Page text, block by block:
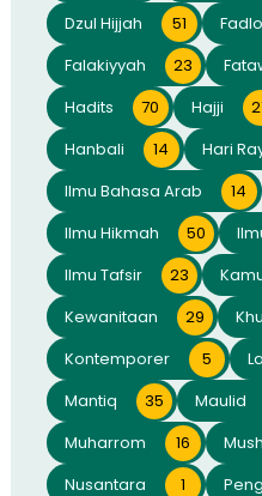
Dzul Hijjah
51
Falakiyyah
23
Hadits
70 Hajji
Hanbali
14 Hari
Ilmu Bahasa Arab
14
Ilmu Hikmah
50
Ilmu Tafsir
23
Kewanitaan
29
Kontemporer
5
Mantiq
35 Maulid
Muharrom
16
Nusantara
1